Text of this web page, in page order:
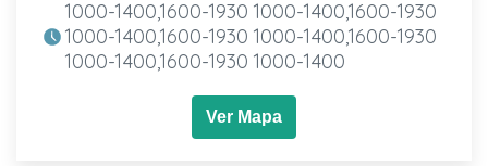
1000-1400,1600-1930 1000-1400,1600-1930
1000-1400,1600-1930 1000-1400,1600-1930
1000-1400,1600-1930 1000-1400
Ver Mapa